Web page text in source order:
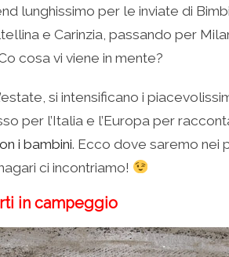
stampare
(Si
apre
in
nuova
finestra)
lunghissimo per le inviate di
e Carinzia, passando per
cosa vi viene in mente?
si intensificano i
per l’Italia e l’Europa per
i bambini. Ecco dove saremo nei
ci incontriamo!
in campeggio